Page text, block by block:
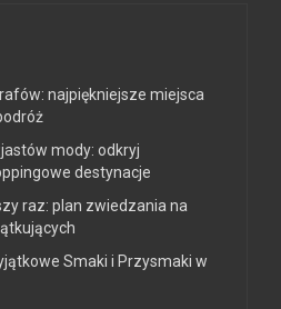
najpiękniejsze miejsca
mody: odkryj
destynacje
raz: plan zwiedzania na
Smaki i Przysmaki w